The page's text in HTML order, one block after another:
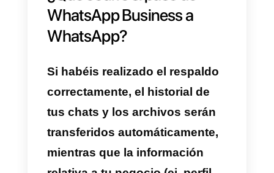
WhatsApp Business es un
procedimiento sencillo y
1) Actualiza la aplicación de
WhatsApp y descarga WhatsApp
Business